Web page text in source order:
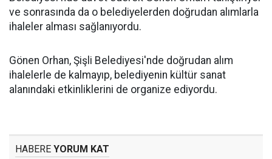
ve sonrasında da o belediyelerden doğrudan alımlarla
ihaleler alması sağlanıyordu.
Gönen Orhan, Şişli Belediyesi'nde doğrudan alım
ihalelerle de kalmayıp, belediyenin kültür sanat
alanındaki etkinliklerini de organize ediyordu.
HABERE YORUM KAT